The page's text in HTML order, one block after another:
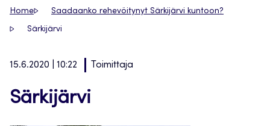
Home Saadaanko rehevöitynyt Särkijärvi kuntoon?
Särkijärvi
15.6.2020 | 10:22 Toimittaja
Särkijärvi